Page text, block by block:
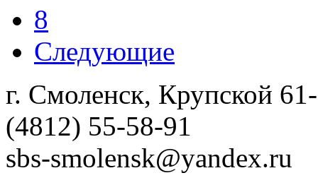
8
Следующие
г. Смоленск, Крупской
(4812) 55-58-91
sbs-smolensk@yandex.ru